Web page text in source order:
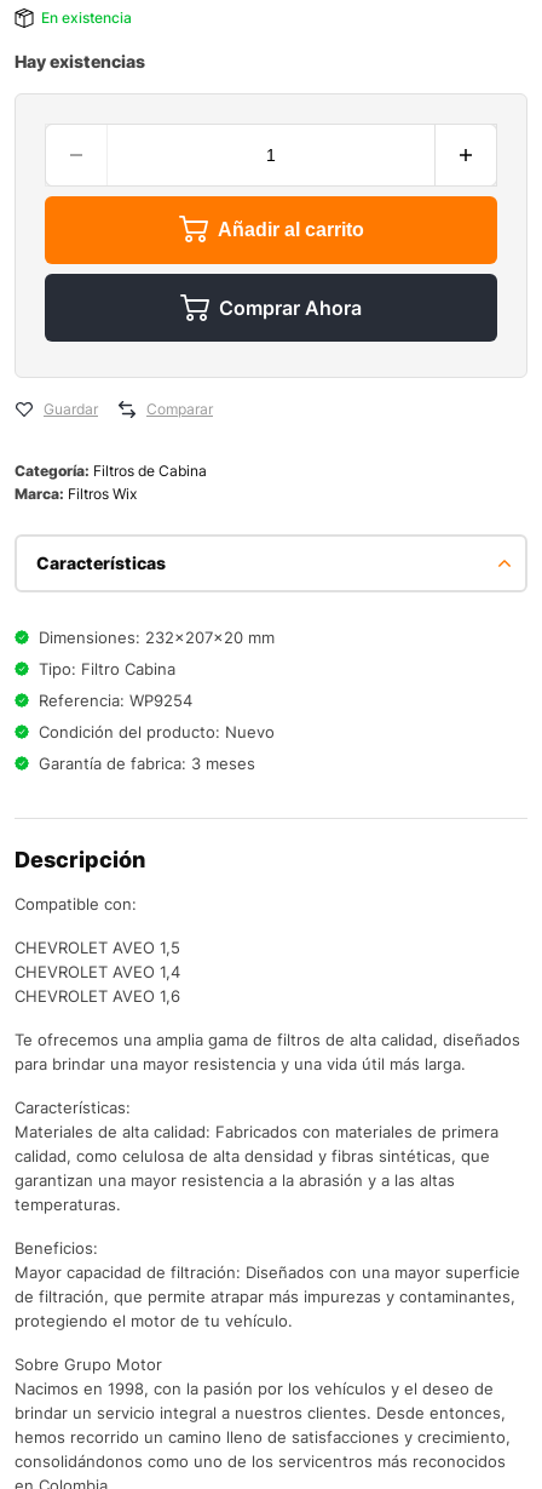
En existencia
Hay existencias
Añadir al carrito
Comprar Ahora
Guardar Comparar
Categoría: Filtros de Cabina
Marca: Filtros Wix
Características
Dimensiones: 232x207x20 mm
Tipo: Filtro Cabina
Referencia: WP9254
Condición del producto: Nuevo
Garantía de fabrica: 3 meses
Descripción
Compatible con:
CHEVROLET AVEO 1,5
CHEVROLET AVEO 1,4
CHEVROLET AVEO 1,6
Te ofrecemos una amplia gama de filtros de alta calidad, diseñados
para brindar una mayor resistencia y una vida útil más larga.
Características:
Materiales de alta calidad: Fabricados con materiales de primera
calidad, como celulosa de alta densidad y fibras sintéticas, que
garantizan una mayor resistencia a la abrasión y a las altas
temperaturas.
Beneficios:
Mayor capacidad de filtración: Diseñados con una mayor superficie
de filtración, que permite atrapar más impurezas y contaminantes,
protegiendo el motor de tu vehículo.
Sobre Grupo Motor
Nacimos en 1998, con la pasión por los vehículos y el deseo de
brindar un servicio integral a nuestros clientes. Desde entonces,
hemos recorrido un camino lleno de satisfacciones y crecimiento,
consolidándonos como uno de los servicentros más reconocidos